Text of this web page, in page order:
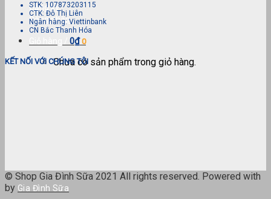
Đăng ký
Đăng nhập
0₫ 0
Chưa có sản phẩm trong giỏ hàng.
STK: 107873203115
CTK: Đỗ Thị Liên
Ngân hàng: Viettinbank
CN Bắc Thanh Hóa
KẾT NỐI VỚI CHÚNG TÔI
© Shop Gia Đình Sữa 2021 All rights reserved. Powered with
by Gia Đình Sữa